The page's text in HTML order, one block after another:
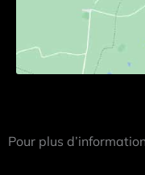
Pour plus